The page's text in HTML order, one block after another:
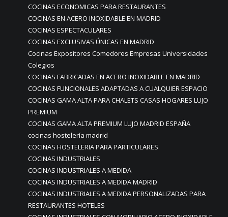
COCINAS ECONOMICAS PARA RESTAURANTES
COCINAS EN ACERO INOXIDABLE EN MADRID
COCINAS ESPECTACULARES
COCINAS EXCLUSIVAS ÚNICAS EN MADRID
Cocinas Expositores Comedores Empresas Universidades
Colegios
COCINAS FABRICADAS EN ACERO INOXIDABLE EN MADRID
COCINAS FUNCIONALES ADAPTADAS A CUALQUIER ESPACIO
COCINAS GAMA ALTA PARA CHALETS CASAS HOGARES LUJO
PREMIUM
COCINAS GAMA ALTA PREMIUM LUJO MADRID ESPAÑA
cocinas hostelería madrid
COCINAS HOSTELERIA PARA PARTICULARES
COCINAS INDUSTRIALES
COCINAS INDUSTRIALES A MEDIDA
COCINAS INDUSTRIALES A MEDIDA MADRID
COCINAS INDUSTRIALES A MEDIDA PERSONALIZADAS PARA
RESTAURANTES HOTELES